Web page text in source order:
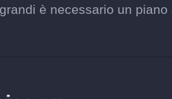
è necessario un piano